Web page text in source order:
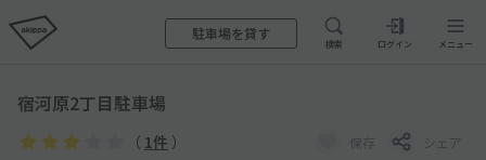
駐車場を貸す
検索 ログイン メニュー
宿河原2丁目駐車場
（ 1件 ） 保存 シェア